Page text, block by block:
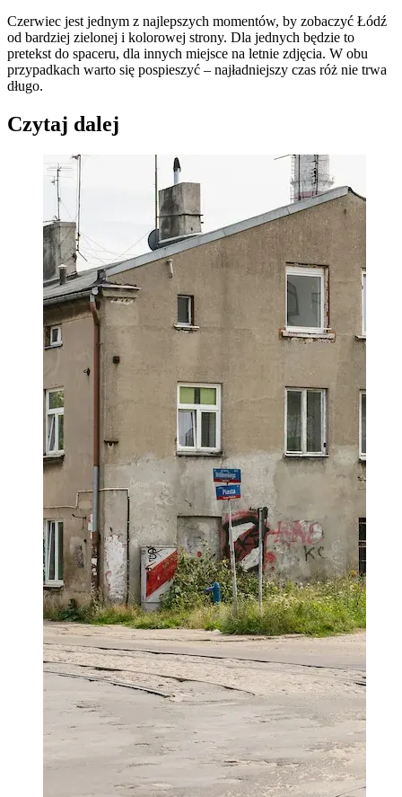
Czerwiec jest jednym z najlepszych momentów, by zobaczyć Łódź
od bardziej zielonej i kolorowej strony. Dla jednych będzie to
pretekst do spaceru, dla innych miejsce na letnie zdjęcia. W obu
przypadkach warto się pospieszyć – najładniejszy czas róż nie trwa
długo.
Czytaj dalej